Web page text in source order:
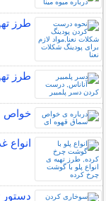
طرز
طرز
خواص
انواع
دستور تهیه 8 نوع غذای